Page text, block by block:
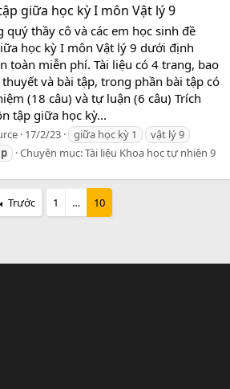
giữa học kỳ I môn Vật lý 9
quý thầy cô và các em học sinh đề
học kỳ I môn Vật lý 9 dưới định
toàn miễn phí. Tài liệu có 4 trang, bao
và bài tập, trong phần bài tập có
(18 câu) và tự luận (6 câu) Trích
tập giữa học kỳ...
17/2/23 giữa học kỳ 1
vật lý 9
Chuyên mục:Tài liệu Khoa học tự nhiên 9
Trước 1 … 10